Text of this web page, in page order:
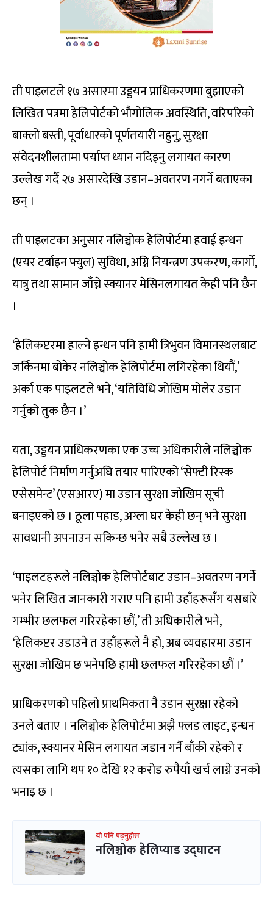
ती पाइलटले १७ असारमा उड्डयन प्राधिकरणमा बुझाएको
लिखित पत्रमा हेलिपोर्टको भौगोलिक अवस्थिति, वरिपरिको
बाक्लो बस्ती, पूर्वाधारको पूर्णतयारी नहुनु, सुरक्षा
संवेदनशीलतामा पर्याप्त ध्यान नदिइनु लगायत कारण
उल्लेख गर्दै २७ असारदेखि उडान–अवतरण नगर्ने बताएका
छन् ।
ती पाइलटका अनुुसार नलिञ्चोक हेलिपोर्टमा हवाई इन्धन
(एयर टर्बाइन फ्युल) सुविधा, अग्नि नियन्त्रण उपकरण, कार्गो,
यात्रु तथा सामान जाँच्ने स्क्यानर मेसिनलगायत केही पनि छैन
।
‘हेलिकप्टरमा हाल्ने इन्धन पनि हामी त्रिभुवन विमानस्थलबाट
जर्किनमा बोकेर नलिञ्चोक हेलिपोर्टमा लगिरहेका थियौं,’
अर्का एक पाइलटले भने, ‘यतिविधि जोखिम मोलेर उडान
गर्नुको तुक छैन ।’
यता, उड्डयन प्राधिकरणका एक उच्च अधिकारीले नलिञ्चोक
हेलिपोर्ट निर्माण गर्नुअघि तयार पारिएको ‘सेफ्टी रिस्क
एसेसमेन्ट’ (एसआरए) मा उडान सुरक्षा जोखिम सूची
बनाइएको छ । ठूला पहाड, अग्ला घर केही छन् भने सुरक्षा
सावधानी अपनाउन सकिन्छ भनेर सबै उल्लेख छ ।
‘पाइलटहरूले नलिञ्चोक हेलिपोर्टबाट उडान–अवतरण नगर्ने
भनेर लिखित जानकारी गराए पनि हामी उहाँहरूसँग यसबारे
गम्भीर छलफल गरिरहेका छौं,’ ती अधिकारीले भने,
‘हेलिकप्टर उडाउने त उहाँहरूले नै हो, अब व्यवहारमा उडान
सुरक्षा जोखिम छ भनेपछि हामी छलफल गरिरहेका छौं ।’
प्राधिकरणको पहिलो प्राथमिकता नै उडान सुरक्षा रहेको
उनले बताए । नलिञ्चोक हेलिपोर्टमा अझै फ्लड लाइट, इन्धन
ट्यांक, स्क्यानर मेसिन लगायत जडान गर्नै बाँकी रहेको र
त्यसका लागि थप १० देखि १२ करोड रुपैयाँ खर्च लाग्ने उनको
भनाइ छ ।
यो पनि पढ्नुहोस
नलिञ्चोक हेलिप्याड उद्घाटन